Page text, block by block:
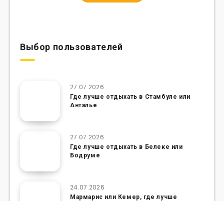
Выбор пользователей
27.07.2026
Где лучше отдыхать в Стамбуле или
Анталье
27.07.2026
Где лучше отдыхать в Белеке или
Бодруме
24.07.2026
Мармарис или Кемер, где лучше